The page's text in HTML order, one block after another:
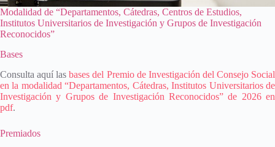
Modalidad de “Departamentos, Cátedras, Centros de Estudios,
Institutos Universitarios de Investigación y Grupos de Investigación
Reconocidos”
Bases
Consulta aquí lasbases del Premio de Investigación del Consejo Social
en la modalidad “Departamentos, Cátedras, Institutos Universitarios de
Investigación y Grupos de Investigación Reconocidos” de 2026 en
pdf.
Premiados